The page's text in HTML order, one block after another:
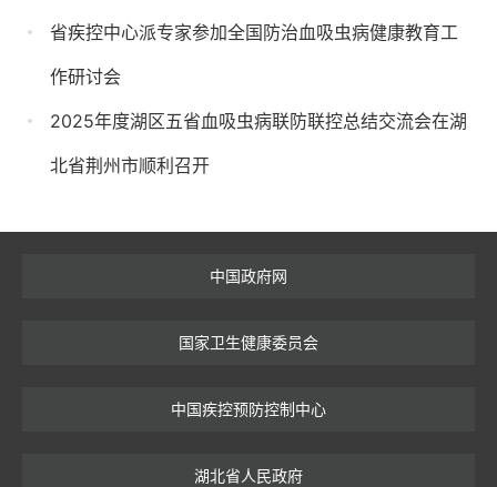
省疾控中心派专家参加全国防治血吸虫病健康教育工
作研讨会
2025年度湖区五省血吸虫病联防联控总结交流会在湖
北省荆州市顺利召开
中国政府网
国家卫生健康委员会
中国疾控预防控制中心
湖北省人民政府